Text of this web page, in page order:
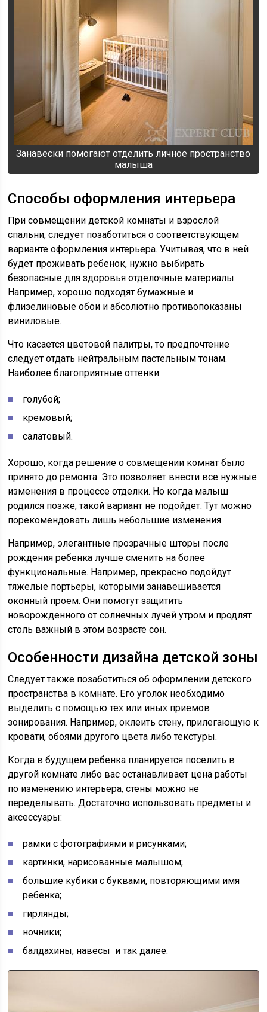
Занавески помогают отделить личное пространство
малыша
Способы оформления интерьера
При совмещении детской комнаты и взрослой
спальни, следует позаботиться о соответствующем
варианте оформления интерьера. Учитывая, что в ней
будет проживать ребенок, нужно выбирать
безопасные для здоровья отделочные материалы.
Например, хорошо подходят бумажные и
флизелиновые обои и абсолютно противопоказаны
виниловые.
Что касается цветовой палитры, то предпочтение
следует отдать нейтральным пастельным тонам.
Наиболее благоприятные оттенки:
голубой;
кремовый;
салатовый.
Хорошо, когда решение о совмещении комнат было
принято до ремонта. Это позволяет внести все нужные
изменения в процессе отделки. Но когда малыш
родился позже, такой вариант не подойдет. Тут можно
порекомендовать лишь небольшие изменения.
Например, элегантные прозрачные шторы после
рождения ребенка лучше сменить на более
функциональные. Например, прекрасно подойдут
тяжелые портьеры, которыми занавешивается
оконный проем. Они помогут защитить
новорожденного от солнечных лучей утром и продлят
столь важный в этом возрасте сон.
Особенности дизайна детской зоны
Следует также позаботиться об оформлении детского
пространства в комнате. Его уголок необходимо
выделить с помощью тех или иных приемов
зонирования. Например, оклеить стену, прилегающую к
кровати, обоями другого цвета либо текстуры.
Когда в будущем ребенка планируется поселить в
другой комнате либо вас останавливает цена работы
по изменению интерьера, стены можно не
переделывать. Достаточно использовать предметы и
аксессуары:
рамки с фотографиями и рисунками;
картинки, нарисованные малышом;
большие кубики с буквами, повторяющими имя
ребенка;
гирлянды;
ночники;
балдахины, навесы и так далее.